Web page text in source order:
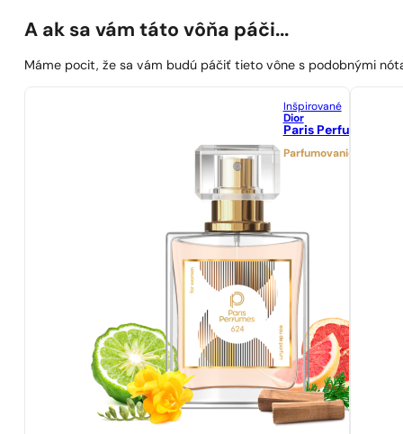
A ak sa vám táto vôňa páči...
Máme pocit, že sa vám budú páčiť tieto vône s podobnými
Inšpirované
Dior
Paris Perfumes N°
Parfumovanie 21%